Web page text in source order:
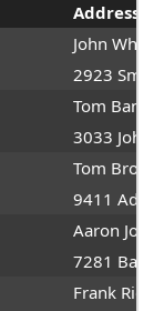
Address
John White
2923 Smith
Tom
3033
Tom Brown
9411
Aaron
7281
Frank